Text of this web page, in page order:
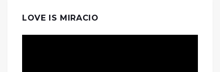
LOVE IS MIRACIO